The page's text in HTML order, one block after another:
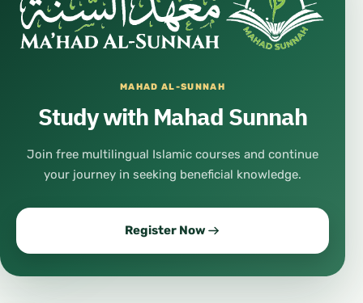
MAHAD AL-SUNNAH
Study with Mahad Sunnah
Join free multilingual Islamic courses and continue
your journey in seeking beneficial knowledge.
Register Now